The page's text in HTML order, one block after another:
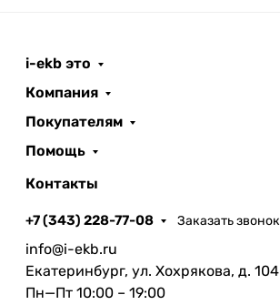
i-ekb это
Компания
Покупателям
Помощь
Контакты
+7 (343) 228-77-08 Заказать звонок
info@i-ekb.ru
Екатеринбург, ул. Хохрякова, д. 104
Пн—Пт 10:00 – 19:00